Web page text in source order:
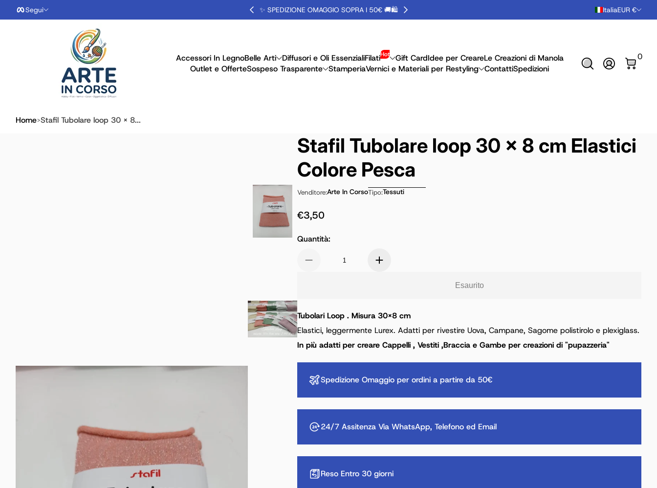
Salta al contenuto
Segui ✨ SPEDIZIONE OMAGGIO SOPRA I 50€ 🚚🛍️ ItaliaEUR €
Accessori In LegnoBelle Arti Diffusori e Oli EssenzialiFilatiHot Gift CardIdee per CreareLe Creazioni di Manola
Outlet e OfferteSospeso Trasparente StamperiaVernici e Materiali per Restyling ContattiSpedizioni
Accedi
0
0
Home Stafil Tubolare loop 30 x 8...
Stafil Tubolare loop 30 x 8 cm Elastici
Colore Pesca
Venditore:Arte In CorsoTipo:Tessuti
Prezzo normale
€3,50
Quantità:
Esaurito
Tubolari Loop . Misura 30x8 cm
Elastici, leggermente Lurex. Adatti per rivestire Uova, Campane, Sagome polistirolo e plexiglass.
In più adatti per creare Cappelli , Vestiti ,Braccia e Gambe per creazioni di "pupazzeria"
Spedizione Omaggio per ordini a partire da 50€
24/7 Assitenza Via WhatsApp, Telefono ed Email
Reso Entro 30 giorni